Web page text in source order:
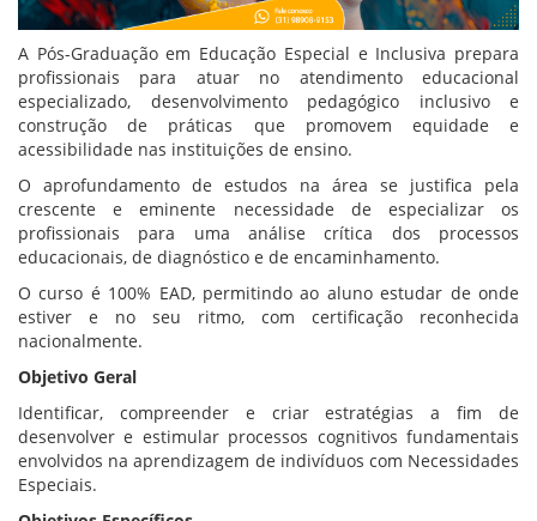
A Pós-Graduação em Educação Especial e Inclusiva prepara
profissionais para atuar no atendimento educacional
especializado, desenvolvimento pedagógico inclusivo e
construção de práticas que promovem equidade e
acessibilidade nas instituições de ensino.
O aprofundamento de estudos na área se justifica pela
crescente e eminente necessidade de especializar os
profissionais para uma análise crítica dos processos
educacionais, de diagnóstico e de encaminhamento.
O curso é 100% EAD, permitindo ao aluno estudar de onde
estiver e no seu ritmo, com certificação reconhecida
nacionalmente.
Objetivo Geral
Identificar, compreender e criar estratégias a fim de
desenvolver e estimular processos cognitivos fundamentais
envolvidos na aprendizagem de indivíduos com Necessidades
Especiais.